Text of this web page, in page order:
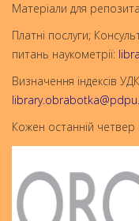
Матеріали для
Платні послуги;
питань наукометрії:
Визначення індексів
Кожен останній четвер